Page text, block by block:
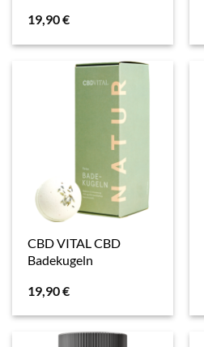
19,90€
CBD VITAL CBD
Badekugeln
19,90€